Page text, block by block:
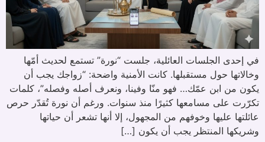
في إحدى الجلسات العائلية، جلست “نورة” تستمع لحديث أمّها
وخالاتها حول مستقبلها. كانت الأمنية واضحة: “زواجك يجب أن
يكون من ابن عمّك… فهو منّا وفينا، ونعرف أصله وفصله”، كلمات
تكرّرت على مسامعها كثيرًا منذ سنوات. ورغم أن نورة تُقدّر حرص
عائلتها عليها وخوفهم من المجهول، إلا أنها تشعر أن حياتها
وشريكها المنتظر يجب أن يكون […]